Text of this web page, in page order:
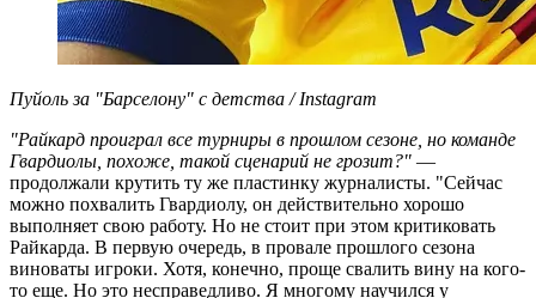
Пуйоль за "Барселону" с детства / Instagram
"Райкард проиграл все турниры в прошлом сезоне, но команде
Гвардиолы, похоже, такой сценарий не грозит?" —
продолжали крутить ту же пластинку журналисты. "Сейчас
можно похвалить Гвардиолу, он действительно хорошо
выполняет свою работу. Но не стоит при этом критиковать
Райкарда. В первую очередь, в провале прошлого сезона
виноваты игроки. Хотя, конечно, проще свалить вину на кого-
то еще. Но это несправедливо. Я многому научился у